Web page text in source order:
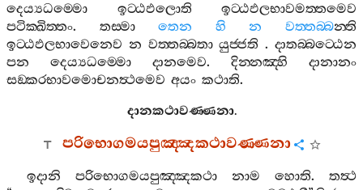
දෙය්‍යධම‍්මො
ඉට‍්ඨඵලොති
ඉට‍්ඨඵලභාවමත‍්තමෙව
පටික‍්ඛිත‍්තං. තස‍්මා තෙන හි න වත‍්තබ‍්බන‍්ති
ඉට‍්ඨඵලභාවෙනෙව න වත‍්තබ‍්බතා යුජ‍්ජති .දාතබ‍්බට‍්ඨෙන
පන
දෙය්‍යධම‍්මො දානමෙව. දින‍්නඤ‍්හි
දානානං
සඞ‍්කරභාවමොචනත්‍ථමෙව අයං කථාති.
දානකථාවණ‍්ණනා.
පරිභොගමයපුඤ‍්ඤකථාවණ‍්ණනා
ඉදානි පරිභොගමයපුඤ‍්ඤකථා නාම හොති. තත්‍ථ